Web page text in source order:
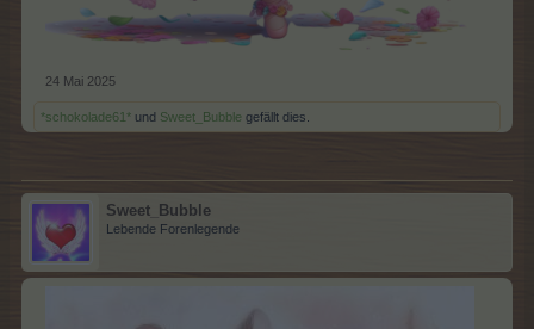
24 Mai 2025
*schokolade61* und Sweet_Bubble gefällt dies.
Sweet_Bubble
Lebende Forenlegende